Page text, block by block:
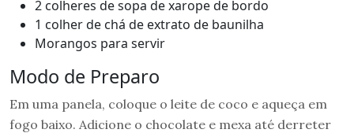
2 colheres de sopa de xarope de bordo
1 colher de chá de extrato de baunilha
Morangos para servir
Modo de Preparo
Em uma panela, coloque o leite de coco e aqueça em
fogo baixo. Adicione o chocolate e mexa até derreter